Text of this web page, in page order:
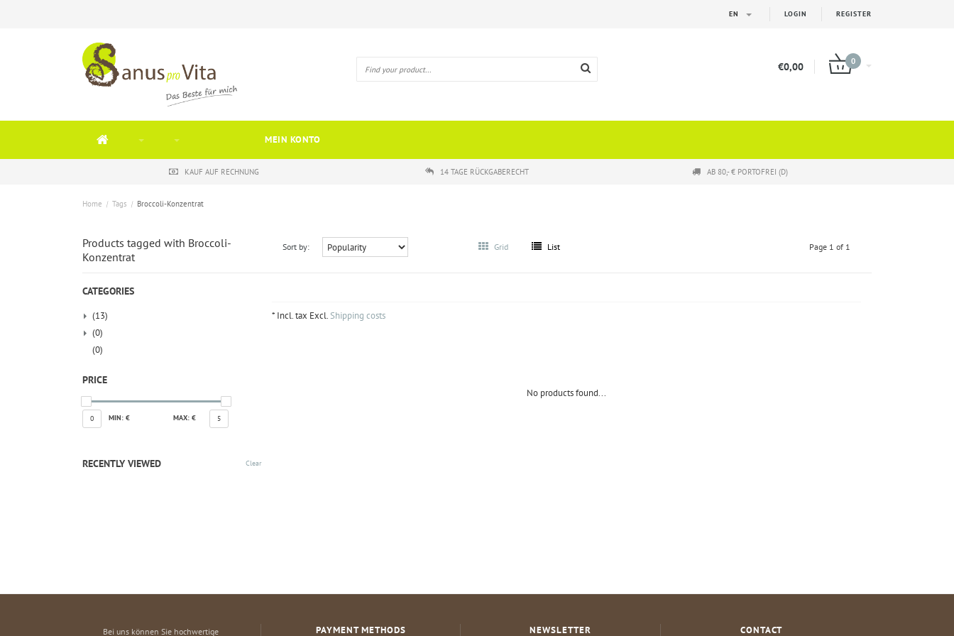
LOGIN REGISTER
EN
€0,00 0
MEIN KONTO
KAUF AUF RECHNUNG 14 TAGE RÜCKGABERECHT AB 80,- € PORTOFREI (D)
Home / Tags / Broccoli-Konzentrat
Products tagged with Broccoli-
Konzentrat
Sort by: Grid List Page 1 of 1
CATEGORIES
(13)
(0)
(0)
PRICE
0 MIN: € MAX: € 5
RECENTLY VIEWED Clear
* Incl. tax Excl.Shipping costs
No products found...
Bei uns können Sie hochwertige PAYMENT METHODS NEWSLETTER CONTACT